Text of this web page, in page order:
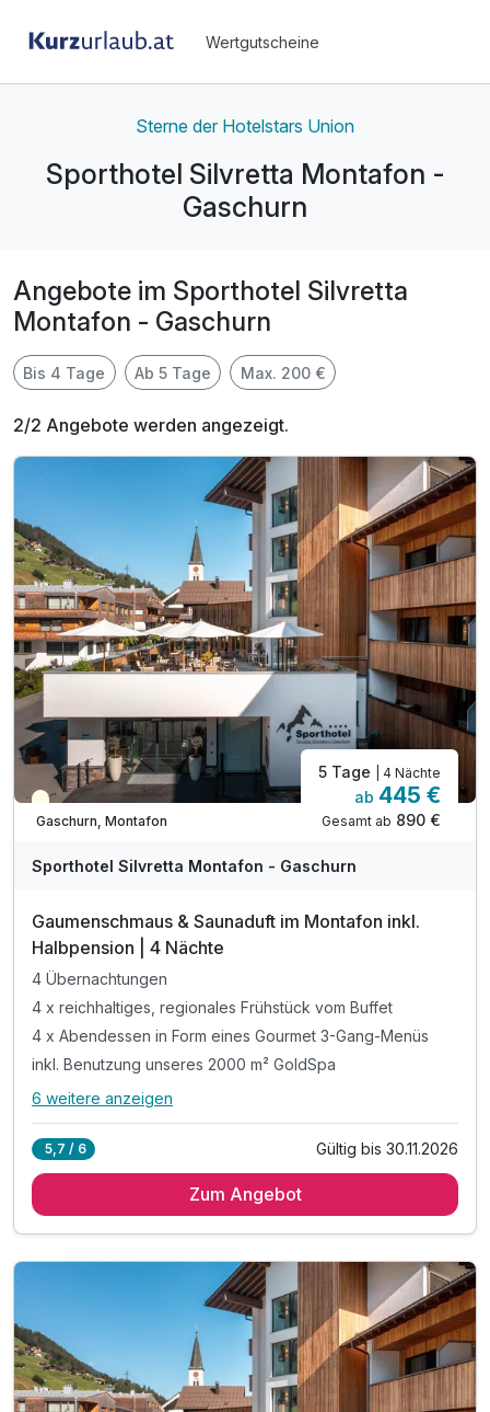
Wertgutscheine
Sterne der Hotelstars Union
Sporthotel Silvretta Montafon -
Gaschurn
Angebote im Sporthotel Silvretta
Montafon - Gaschurn
Bis 4 Tage Ab 5 Tage Max. 200 €
2/2 Angebote werden angezeigt.
Teilweise ausgelastet
Gaschurn, Montafon
5 Tage | 4 Nächte
ab 445 €
Gesamt ab 890 €
Sporthotel Silvretta Montafon - Gaschurn
Gaumenschmaus & Saunaduft im Montafon inkl.
Halbpension | 4 Nächte
4 Übernachtungen
4 x reichhaltiges, regionales Frühstück vom Buffet
4 x Abendessen in Form eines Gourmet 3-Gang-Menüs
inkl. Benutzung unseres 2000 m² GoldSpa
Alle Inklusivleistungen
4 x reichhaltiges, regionales Frühstück vom Buffet
inkl. Kristallpool Hallenbad, Saunawelt
inkl. unterschiedliche Ruheräume
inkl. Tepidarium, Fitnessraum
inkl. Leihbademantel & -Slipper für den Aufenthalt
inkl. Parkplatznutzung
6 weitere anzeigen
5,7 / 6 Gültig bis 30.11.2026
Zum Angebot